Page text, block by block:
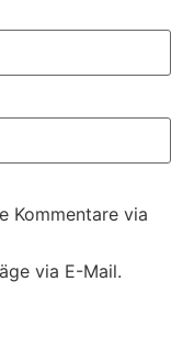
Kommentare via
via E-Mail.